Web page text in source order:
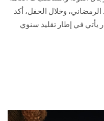
الرمضاني، وخلال الحفل، أكد
يأتي في إطار تقليد سنوي